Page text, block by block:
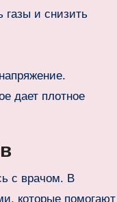
газы и снизить
дает плотное
с врачом. В
которые помогают